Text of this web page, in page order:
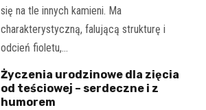
się na tle innych kamieni. Ma
charakterystyczną, falującą strukturę i
odcień fioletu,…
Życzenia urodzinowe dla zięcia
od teściowej – serdeczne i z
humorem